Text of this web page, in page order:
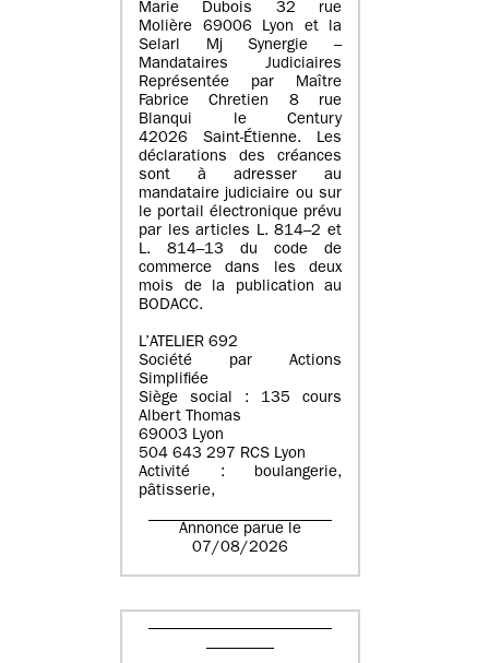
Marie Dubois 32 rue
Molière 69006 Lyon et la
Selarl Mj Synergie –
Mandataires Judiciaires
Représentée par Maître
Fabrice Chretien 8 rue
Blanqui le Century
42026 Saint-Étienne. Les
déclarations des créances
sont à adresser au
mandataire judiciaire ou sur
le portail électronique prévu
par les articles L. 814–2 et
L. 814–13 du code de
commerce dans les deux
mois de la publication au
BODACC.
L’ATELIER 692
Société par Actions
Simplifiée
Siège social : 135 cours
Albert Thomas
69003 Lyon
504 643 297 RCS Lyon
Activité : boulangerie,
pâtisserie,
Annonce parue le
07/08/2026